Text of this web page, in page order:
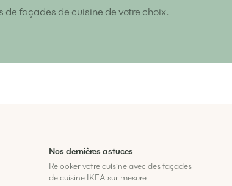
de façades de cuisine de votre choix.
Nos dernières astuces
Relooker votre cuisine avec des façades
de cuisine IKEA sur mesure